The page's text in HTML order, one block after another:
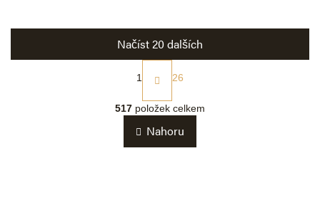
v
l
á
d
Načíst 20 dalších
S
t
á
n
k
1 26
517 položek celkem
Nahoru